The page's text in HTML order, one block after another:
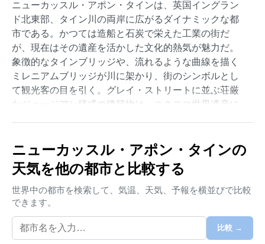
ニューカッスル・アポン・タインは、英国イングラン
ド北東部、タイン川の両岸に広がるダイナミックな都
市である。かつては造船と石炭で栄えた工業の街だ
が、現在はその遺産を活かした文化的熱気が魅力だ。
象徴的なタインブリッジや、流れるような曲線を描く
ミレニアムブリッジが川に架かり、街のシンボルとし
て観光客の目を引く。グレイ・ストリートに並ぶ荘厳
なジョージアン様式の建築物は、ユネスコ世界遺産に
顔が、この街に親しみやすい温かさを添えている。北
海に近い立地のため、潮風が運ぶ少し塩気のある空気
が特徴的だ。
気候はケッペンの分類でCfb、すなわち西岸海洋性気候
に属する。年間を通じて温暖だが、極端な暑さや寒さ
は稀である。夏は平均気温が15～20度ほどで、涼しく
過ごしやすい日が多いが、急なにわか雨に備えて防水
ニューカッスル・アポン・タインの
天気を他の都市と比較する
世界中の都市を検索して、気温、天気、予報を横並びで比較
できます。
比較 →